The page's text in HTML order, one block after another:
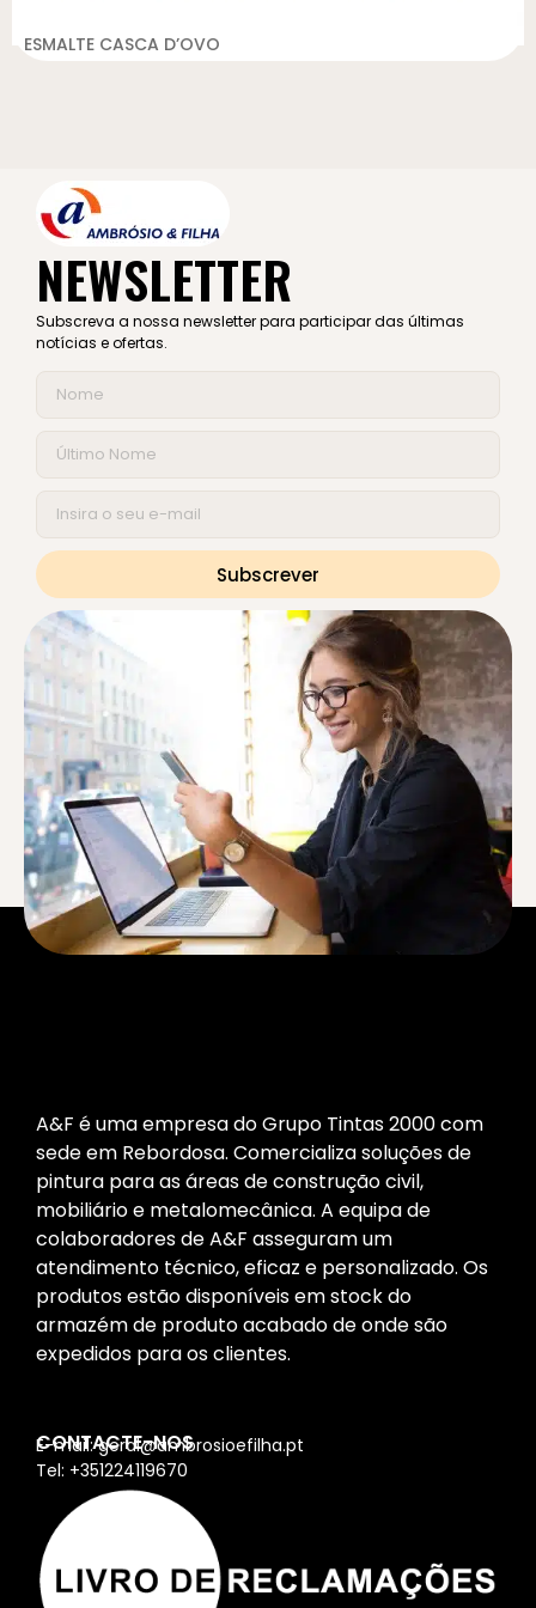
ESMALTE CASCA D’OVO
NEWSLETTER
Subscreva a nossa newsletter para participar das últimas
notícias e ofertas.
Subscrever
A&F é uma empresa do Grupo Tintas 2000 com
sede em Rebordosa. Comercializa soluções de
pintura para as áreas de construção civil,
mobiliário e metalomecânica. A equipa de
colaboradores de A&F asseguram um
atendimento técnico, eficaz e personalizado. Os
produtos estão disponíveis em stock do
armazém de produto acabado de onde são
expedidos para os clientes.
CONTACTE-NOS
E-mail: geral@ambrosioefilha.pt
Tel: +351224119670